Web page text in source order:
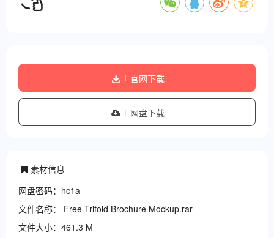
官网下载
网盘下载
素材信息
网盘密码：hc1a
文件名称： Free Trifold Brochure Mockup.rar
文件大小：461.3 M